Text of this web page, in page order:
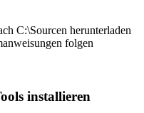
C:\Sourcen herunterladen
folgen
installieren